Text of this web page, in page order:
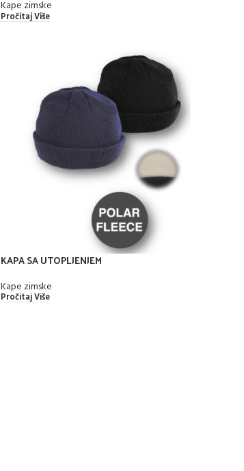
Kape zimske
Pročitaj Više
KAPA SA UTOPLJENJEM
Kape zimske
Pročitaj Više